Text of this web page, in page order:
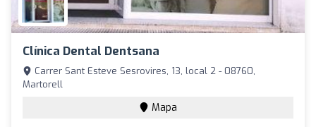
Clínica Dental Dentsana
Carrer Sant Esteve Sesrovires, 13, local 2 - 08760,
Martorell
Mapa